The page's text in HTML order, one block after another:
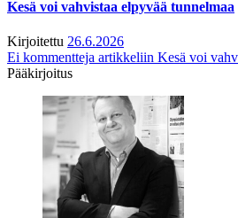
Kesä voi vahvistaa elpyvää tunnelmaa
Kirjoitettu 26.6.2026
Ei kommentteja artikkeliin Kesä voi
Pääkirjoitus